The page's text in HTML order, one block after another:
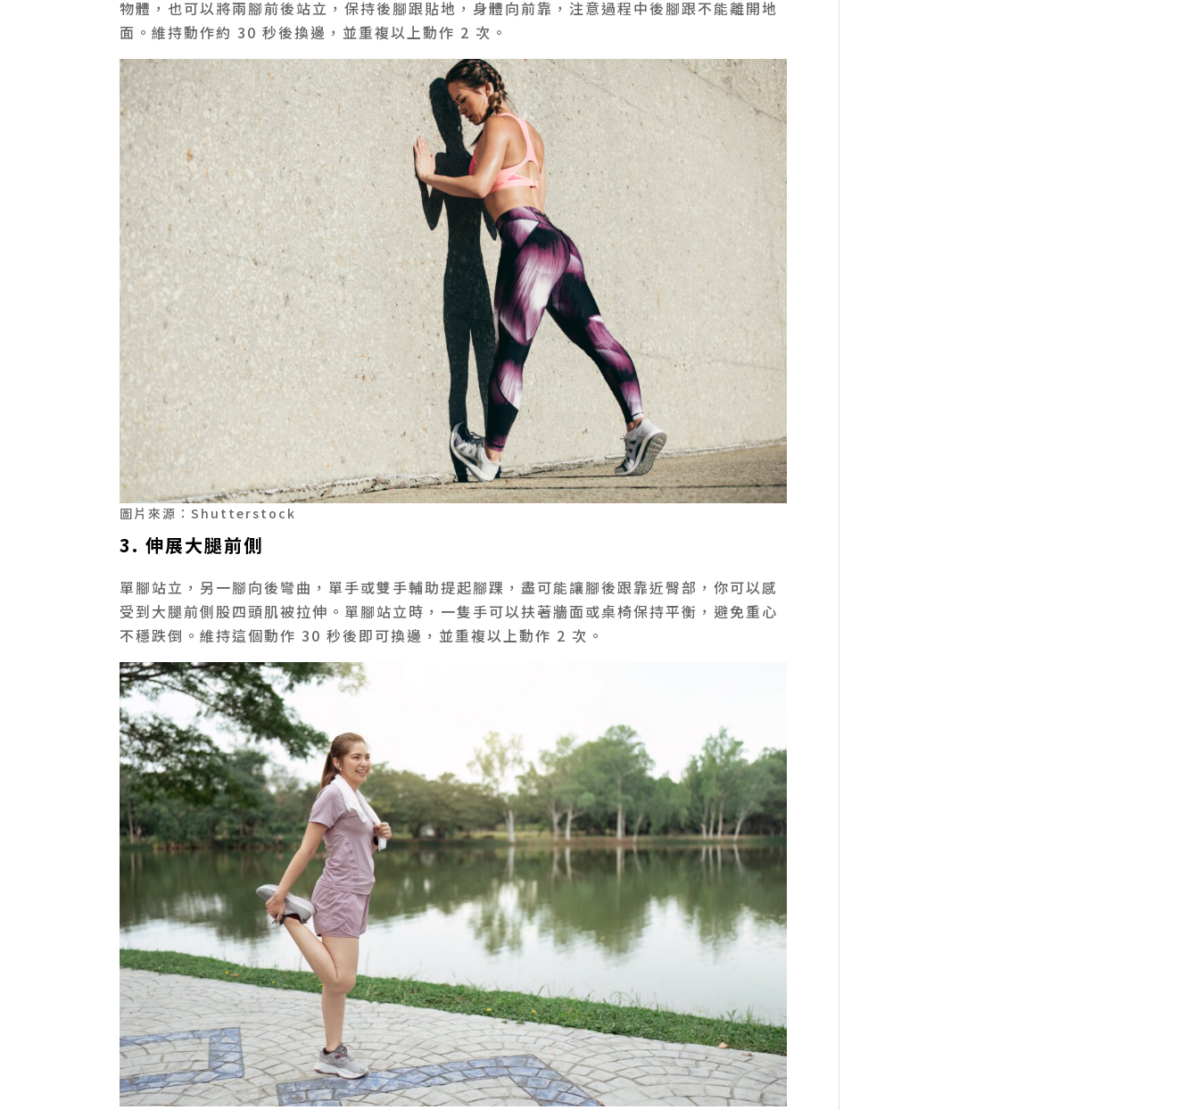
物體，也可以將兩腳前後站立，保持後腳跟貼地，身體向前靠，注意過程中後腳跟不能離開地
面。維持動作約 30 秒後換邊，並重複以上動作 2 次。
圖片來源：Shutterstock
3. 伸展大腿前側
單腳站立，另一腳向後彎曲，單手或雙手輔助提起腳踝，盡可能讓腳後跟靠近臀部，你可以感
受到大腿前側股四頭肌被拉伸。單腳站立時，一隻手可以扶著牆面或桌椅保持平衡，避免重心
不穩跌倒。維持這個動作 30 秒後即可換邊，並重複以上動作 2 次。